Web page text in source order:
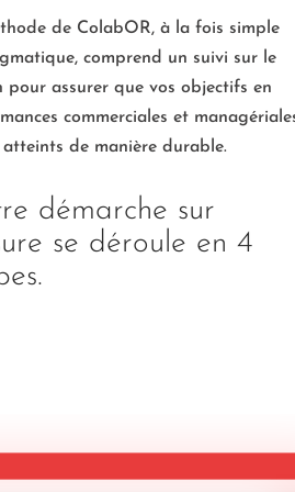
de ColabOR, à la fois simple
comprend un suivi sur le
pour assurer que vos objectifs en
commerciales et
atteints de manière durable.
démarche sur
se déroule en 4